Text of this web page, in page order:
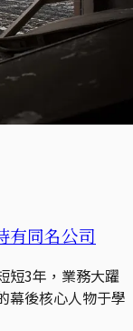
有同名公司
短3年，業務大躍
幕後核心人物于學